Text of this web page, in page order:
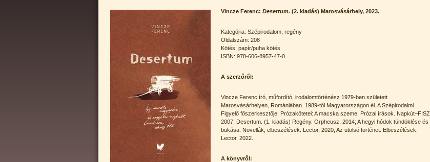
Vincze Ferenc: Desertum. (2. kiadás) Marosvásárhely, 2023.
Kategória: Szépirodalom, regény
Oldalszám: 208
Kötés: papír/puha kötés
ISBN: 978-606-8957-47-0
A szerzőről:
Vincze Ferenc író, műfordító, irodalomtörténész 1979-ben született
Marosvásárhelyen, Romániában. 1989-től Magyarországon él. A Szépirodalmi
Figyelő főszerkesztője. Prózakötetei: A macska szeme. Prózai írások. Napkút–FISZ,
2007; Desertum. (1. kiadás) Regény. Orpheusz, 2014; A hegyi hódok tündöklése és
bukása. Novellák, elbeszélések. Lector, 2020; Az utolsó történet. Elbeszélések.
Lector, 2022.
A könyvről: